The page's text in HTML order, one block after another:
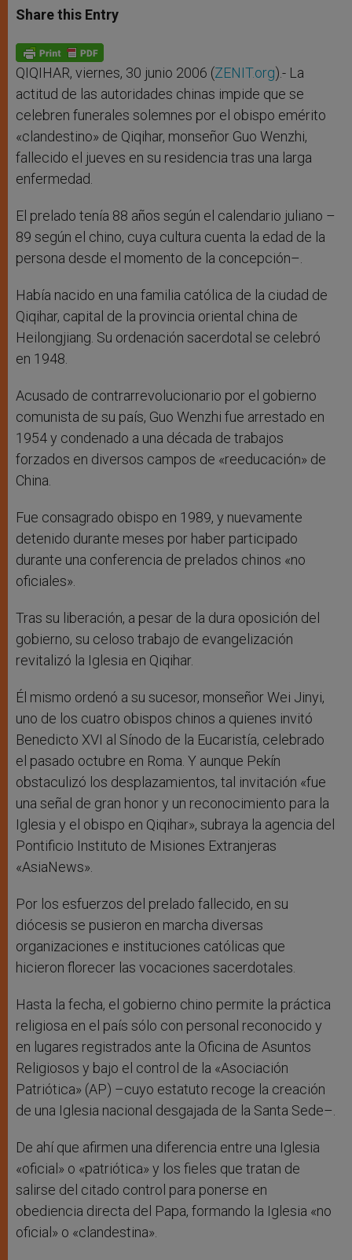
t
s
p
p
s
e
g
e
r
e
b
o
k
Share this Entry
QIQIHAR, viernes, 30 junio 2006 (ZENIT.org).- La
actitud de las autoridades chinas impide que se
celebren funerales solemnes por el obispo emérito
«clandestino» de Qiqihar, monseñor Guo Wenzhi,
fallecido el jueves en su residencia tras una larga
enfermedad.
El prelado tenía 88 años según el calendario juliano –
89 según el chino, cuya cultura cuenta la edad de la
persona desde el momento de la concepción–.
Había nacido en una familia católica de la ciudad de
Qiqihar, capital de la provincia oriental china de
Heilongjiang. Su ordenación sacerdotal se celebró
en 1948.
Acusado de contrarrevolucionario por el gobierno
comunista de su país, Guo Wenzhi fue arrestado en
1954 y condenado a una década de trabajos
forzados en diversos campos de «reeducación» de
China.
Fue consagrado obispo en 1989, y nuevamente
detenido durante meses por haber participado
durante una conferencia de prelados chinos «no
oficiales».
Tras su liberación, a pesar de la dura oposición del
gobierno, su celoso trabajo de evangelización
revitalizó la Iglesia en Qiqihar.
Él mismo ordenó a su sucesor, monseñor Wei Jinyi,
uno de los cuatro obispos chinos a quienes invitó
Benedicto XVI al Sínodo de la Eucaristía, celebrado
el pasado octubre en Roma. Y aunque Pekín
obstaculizó los desplazamientos, tal invitación «fue
una señal de gran honor y un reconocimiento para la
Iglesia y el obispo en Qiqihar», subraya la agencia del
Pontificio Instituto de Misiones Extranjeras
«AsiaNews».
Por los esfuerzos del prelado fallecido, en su
diócesis se pusieron en marcha diversas
organizaciones e instituciones católicas que
hicieron florecer las vocaciones sacerdotales.
Hasta la fecha, el gobierno chino permite la práctica
religiosa en el país sólo con personal reconocido y
en lugares registrados ante la Oficina de Asuntos
Religiosos y bajo el control de la «Asociación
Patriótica» (AP) –cuyo estatuto recoge la creación
de una Iglesia nacional desgajada de la Santa Sede–.
De ahí que afirmen una diferencia entre una Iglesia
«oficial» o «patriótica» y los fieles que tratan de
salirse del citado control para ponerse en
obediencia directa del Papa, formando la Iglesia «no
oficial» o «clandestina».